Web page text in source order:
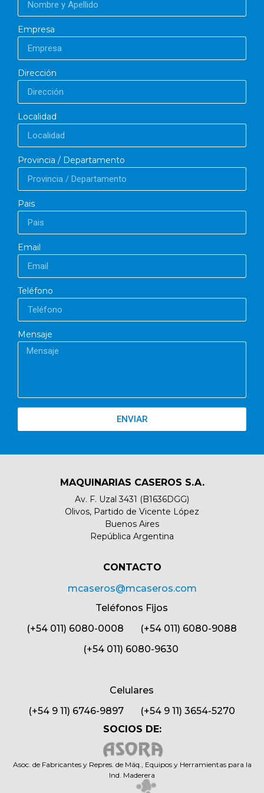
Empresa
Dirección
Localidad
Provincia / Departamento
Pais
Email
Teléfono
Mensaje
ENVIAR
MAQUINARIAS CASEROS S.A.
Av. F. Uzal 3431 (B1636DGG)
Olivos, Partido de Vicente López
Buenos Aires
República Argentina
CONTACTO​
mcaseros@mcaseros.com
Teléfonos Fijos
(+54 011) 6080-0008 (+54 011) 6080-9088
(+54 011) 6080-9630
Celulares
(+54 9 11) 6746-9897 (+54 9 11) 3654-5270
SOCIOS DE:
Asoc. de Fabricantes y Repres. de Máq., Equipos y Herramientas para la
Ind. Maderera